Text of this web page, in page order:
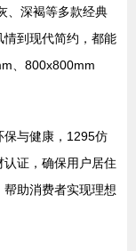
、深褐等多款经典
到现代简约，都能
、800x800mm
保与健康，1295仿
证，确保用户居住
助消费者实现理想